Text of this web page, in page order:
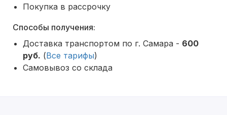
Покупка в рассрочку
Способы получения:
Доставка транспортом по г. Самара - 600
руб. (Все тарифы)
Самовывоз со склада